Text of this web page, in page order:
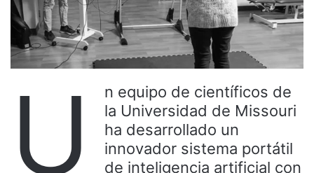
U
n equipo de científicos de
la Universidad de Missouri
ha desarrollado un
innovador sistema portátil
de inteligencia artificial con